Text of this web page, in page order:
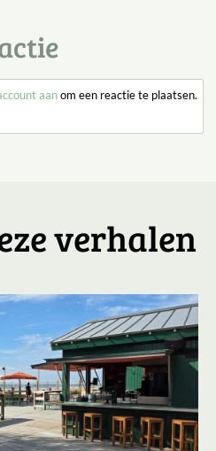
aanom een reactie te plaatsen.
verhalen